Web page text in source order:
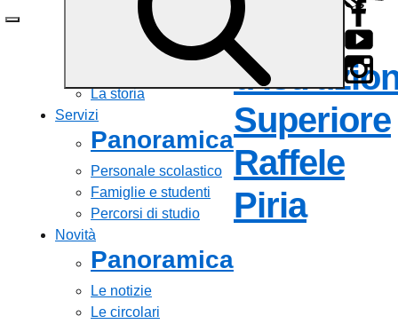
Le persone
I numeri della scuola
Le carte della scuola
La storia
Servizi
Panoramica
Personale scolastico
Famiglie e studenti
Percorsi di studio
Novità
Panoramica
Le notizie
Le circolari
Istituto
Superiore
Raffele
Piria—